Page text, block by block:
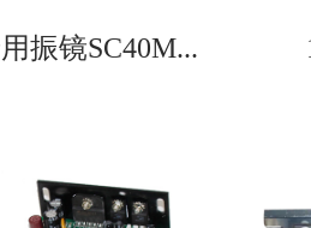
振镜SC40M...